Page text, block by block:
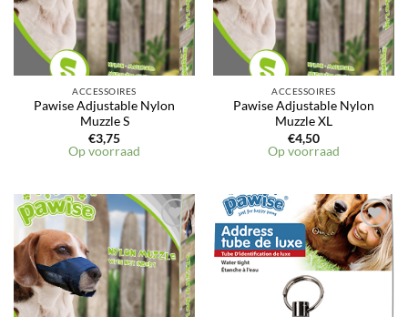
ACCESSOIRES
Pawise Adjustable Nylon
Muzzle S
€3,75
Op voorraad
ACCESSOIRES
Pawise Adjustable Nylon
Muzzle XL
€4,50
Op voorraad